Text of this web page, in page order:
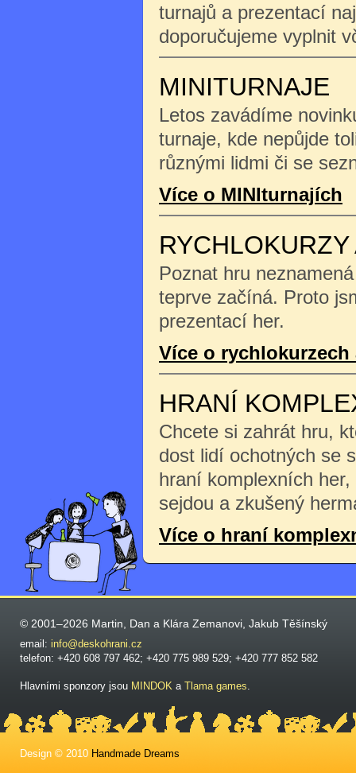
turnajů a prezentací
doporučujeme vyplnit
MINITURNAJE
Letos zavádíme
turnaje, kde nepůjde
různými lidmi či se
Více o MINIturnajích
Poznat hru
teprve začíná. Proto
prezentací her.
Více o rychlokurzech
HRANÍ
Chcete si zahrát hru,
dost lidí ochotných se
hraní komplexních
sejdou a zkušený
Více o hraní
© 2001–2026 Martin, Dan a Klára Zemanovi, Jakub Těšínský
email: info@deskohrani.cz
telefon: +420 608 797 462; +420 775 989 529; +420 777 852 582
Hlavními sponzory jsou MINDOK a Tlama games.
Design © 2010 Handmade Dreams